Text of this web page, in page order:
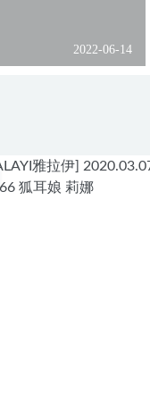
2022-06-14